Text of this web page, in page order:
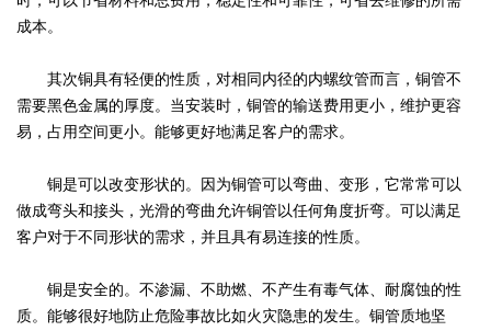
成本。
其次铜具有轻便的性质，对相同内径的内螺纹管而言，铜管不
需要黑色金属的厚度。当安装时，铜管的输送费用更小，维护更容
易，占用空间更小。能够更好地满足客户的需求。
铜是可以改变形状的。因为铜管可以弯曲、变形，它常常可以
做成弯头和接头，光滑的弯曲允许铜管以任何角度折弯。可以满足
客户对于不同形状的需求，并且具有易连接的性质。
铜是安全的。不渗漏、不助燃、不产生有毒气体、耐腐蚀的性
质。能够很好地防止危险事故比如火灾隐患的发生。铜管质地坚